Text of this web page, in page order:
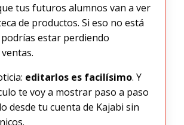
tus futuros alumnos van a ver
de productos. Si eso no está
estar perdiendo
editarlos es facilísimo. Y
te voy a mostrar paso a paso
desde tu cuenta de Kajabi sin